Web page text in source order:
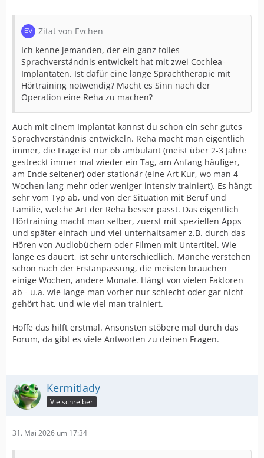
Zitat von Evchen
Ich kenne jemanden, der ein ganz tolles
Sprachverständnis entwickelt hat mit zwei Cochlea-
Implantaten. Ist dafür eine lange Sprachtherapie mit
Hörtraining notwendig? Macht es Sinn nach der
Operation eine Reha zu machen?
Auch mit einem Implantat kannst du schon ein sehr gutes
Sprachverständnis entwickeln. Reha macht man eigentlich
immer, die Frage ist nur ob ambulant (meist über 2-3 Jahre
gestreckt immer mal wieder ein Tag, am Anfang häufiger,
am Ende seltener) oder stationär (eine Art Kur, wo man 4
Wochen lang mehr oder weniger intensiv trainiert). Es hängt
sehr vom Typ ab, und von der Situation mit Beruf und
Familie, welche Art der Reha besser passt. Das eigentlich
Hörtraining macht man selber, zuerst mit speziellen Apps
und später einfach und viel unterhaltsamer z.B. durch das
Hören von Audiobüchern oder Filmen mit Untertitel. Wie
lange es dauert, ist sehr unterschiedlich. Manche verstehen
schon nach der Erstanpassung, die meisten brauchen
einige Wochen, andere Monate. Hängt von vielen Faktoren
ab - u.a. wie lange man vorher nur schlecht oder gar nicht
gehört hat, und wie viel man trainiert.
Hoffe das hilft erstmal. Ansonsten stöbere mal durch das
Forum, da gibt es viele Antworten zu deinen Fragen.
Kermitlady
Vielschreiber
31. Mai 2026 um 17:34